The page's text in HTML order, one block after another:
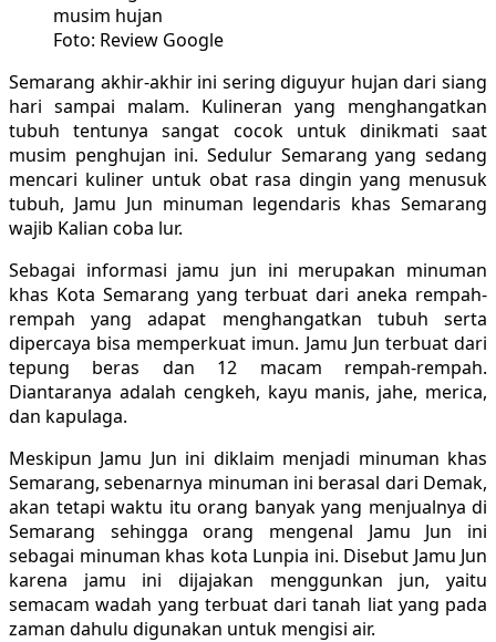
Foto: Review Google
Semarang akhir-akhir ini sering diguyur hujan dari siang
hari sampai malam. Kulineran yang menghangatkan
tubuh tentunya sangat cocok untuk dinikmati saat
musim penghujan ini. Sedulur Semarang yang sedang
mencari kuliner untuk obat rasa dingin yang menusuk
tubuh, Jamu Jun minuman legendaris khas Semarang
wajib Kalian coba lur.
Sebagai informasi jamu jun ini merupakan minuman
khas Kota Semarang yang terbuat dari aneka rempah-
rempah yang adapat menghangatkan tubuh serta
dipercaya bisa memperkuat imun. Jamu Jun terbuat dari
tepung beras dan 12 macam rempah-rempah.
Diantaranya adalah cengkeh, kayu manis, jahe, merica,
dan kapulaga.
Meskipun Jamu Jun ini diklaim menjadi minuman khas
Semarang, sebenarnya minuman ini berasal dari Demak,
akan tetapi waktu itu orang banyak yang menjualnya di
Semarang sehingga orang mengenal Jamu Jun ini
sebagai minuman khas kota Lunpia ini. Disebut Jamu Jun
karena jamu ini dijajakan menggunkan jun, yaitu
semacam wadah yang terbuat dari tanah liat yang pada
zaman dahulu digunakan untuk mengisi air.